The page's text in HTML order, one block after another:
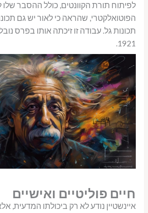
לפיתוח תורת הקוונטים, כולל ההסבר
הפוטואלקטרי, שהראה כי לאור יש גם
תכונות גל. עבודה זו זיכתה אותו בפרס
1921.
חיים פוליטיים ואישיים
איינשטיין נודע לא רק ביכולתו המדעית,